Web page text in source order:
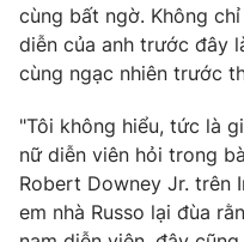
VTV Sức khoẻ
Thị trường 24h
VTV4
cùng bất ngờ. Không
diễn của anh trước đây
cùng ngạc nhiên trước
"Tôi không hiểu, tức là
nữ diễn viên hỏi trong
Robert Downey Jr. trên
em nhà Russo lại đùa